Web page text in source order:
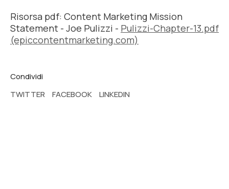
Risorsa pdf: Content Marketing Mission
Statement - Joe Pulizzi - Pulizzi-Chapter-13.pdf
(epiccontentmarketing.com)
Condividi
TWITTER
FACEBOOK LINKEDIN